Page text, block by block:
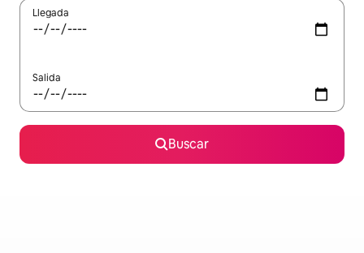
Llegada
Salida
Buscar